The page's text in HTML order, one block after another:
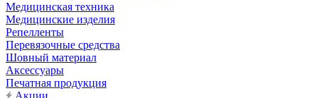
Медицинская техника
Медицинские изделия
Репелленты
Перевязочные средства
Шовный материал
Аксессуары
Печатная продукция
Акции